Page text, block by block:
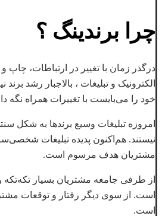
چرا برندینگ ؟
درگذر زمان با تغییر در ارتباطات، چاپ
الکترونیک و تبلیغات ، بالاجبار رشد برند
خود را می‌بایست با تغییرات همراه نگه
امروزه تبلیغات وسیع برندها به شکل
نیستند. هم‌اکنون پدیده تبلیغات
مشتریان هدف مرسوم است.
از طرفی جامعه مشتریان بسیار
است. از سوی دیگر رفتار و توقعات
است.